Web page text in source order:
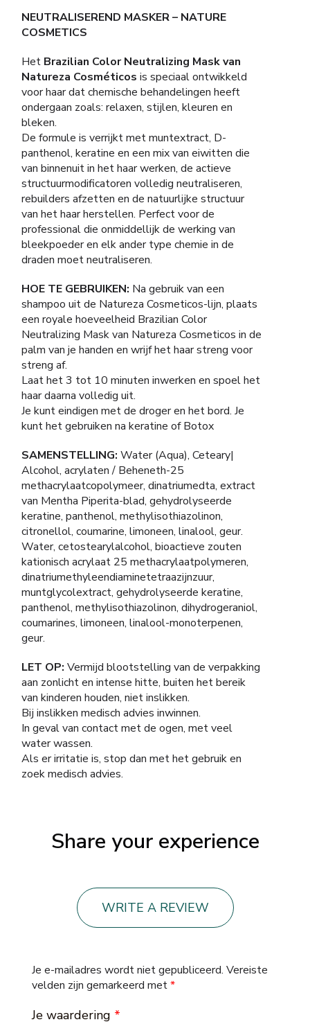
NEUTRALISEREND MASKER – NATURE
COSMETICS
Het Brazilian Color Neutralizing Mask van
Natureza Cosméticos is speciaal ontwikkeld
voor haar dat chemische behandelingen heeft
ondergaan zoals: relaxen, stijlen, kleuren en
bleken.
De formule is verrijkt met muntextract, D-
panthenol, keratine en een mix van eiwitten die
van binnenuit in het haar werken, de actieve
structuurmodificatoren volledig neutraliseren,
rebuilders afzetten en de natuurlijke structuur
van het haar herstellen. Perfect voor de
professional die onmiddellijk de werking van
bleekpoeder en elk ander type chemie in de
draden moet neutraliseren.
HOE TE GEBRUIKEN: Na gebruik van een
shampoo uit de Natureza Cosmeticos-lijn, plaats
een royale hoeveelheid Brazilian Color
Neutralizing Mask van Natureza Cosmeticos in de
palm van je handen en wrijf het haar streng voor
streng af.
Laat het 3 tot 10 minuten inwerken en spoel het
haar daarna volledig uit.
Je kunt eindigen met de droger en het bord. Je
kunt het gebruiken na keratine of Botox
SAMENSTELLING: Water (Aqua), Ceteary|
Alcohol, acrylaten / Beheneth-25
methacrylaatcopolymeer, dinatriumedta, extract
van Mentha Piperita-blad, gehydrolyseerde
keratine, panthenol, methylisothiazolinon,
citronellol, coumarine, limoneen, linalool, geur.
Water, cetostearylalcohol, bioactieve zouten
kationisch acrylaat 25 methacrylaatpolymeren,
dinatriumethyleendiaminetetraazijnzuur,
muntglycolextract, gehydrolyseerde keratine,
panthenol, methylisothiazolinon, dihydrogeraniol,
coumarines, limoneen, linalool-monoterpenen,
geur.
LET OP: Vermijd blootstelling van de verpakking
aan zonlicht en intense hitte, buiten het bereik
van kinderen houden, niet inslikken.
Bij inslikken medisch advies inwinnen.
In geval van contact met de ogen, met veel
water wassen.
Als er irritatie is, stop dan met het gebruik en
zoek medisch advies.
Share your experience
WRITE A REVIEW
Je e-mailadres wordt niet gepubliceerd. Vereiste
velden zijn gemarkeerd met*
Je waardering *